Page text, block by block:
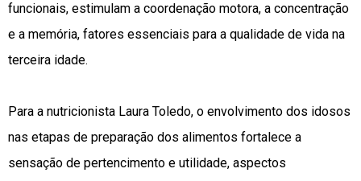
funcionais, estimulam a coordenação motora, a concentração
e a memória, fatores essenciais para a qualidade de vida na
terceira idade.
Para a nutricionista Laura Toledo, o envolvimento dos idosos
nas etapas de preparação dos alimentos fortalece a
sensação de pertencimento e utilidade, aspectos